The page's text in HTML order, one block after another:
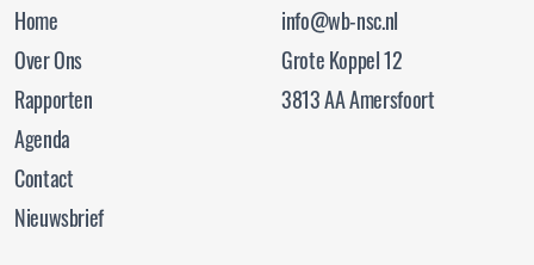
Home
Over Ons
Rapporten
Agenda
Contact
Nieuwsbrief
info@wb-nsc.nl
Grote Koppel 12
3813 AA Amersfoort